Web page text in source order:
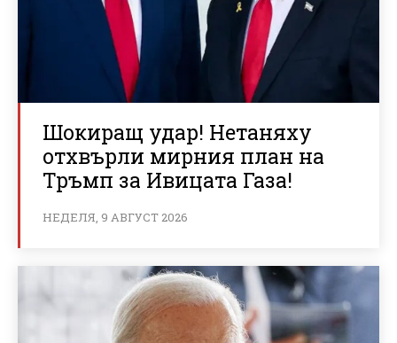
Шокиращ удар! Нетаняху
отхвърли мирния план на
Тръмп за Ивицата Газа!
НЕДЕЛЯ, 9 АВГУСТ 2026